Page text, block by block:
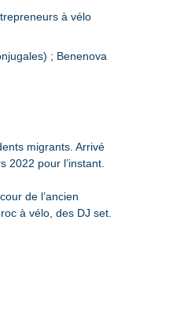
à vélo
; Benenova
migrants. Arrivé
pour l’instant.
de l’ancien
à vélo, des DJ set.